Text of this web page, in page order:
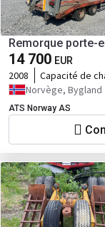
Remorque porte-
14 700 EUR
2008 Capacité de
Norvège, Bygland
ATS Norway AS